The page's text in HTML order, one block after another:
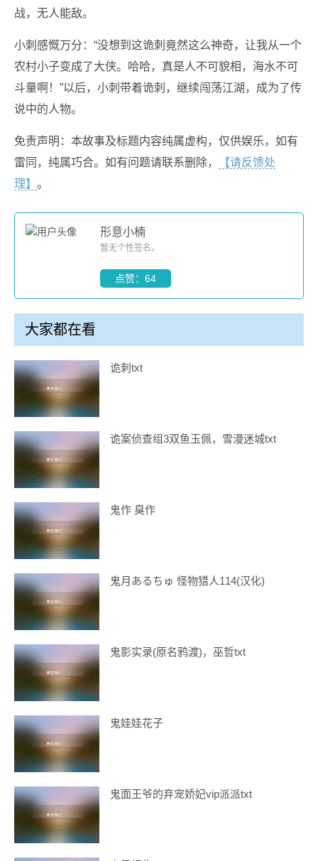
战，无人能敌。
小刺感慨万分：“没想到这诡刺竟然这么神奇，让我从一个
农村小子变成了大侠。哈哈，真是人不可貌相，海水不可
斗量啊！”以后，小刺带着诡刺，继续闯荡江湖，成为了传
说中的人物。
免责声明：本故事及标题内容纯属虚构，仅供娱乐，如有
雷同，纯属巧合。如有问题请联系删除，
【请反馈处
理】 。
形意小楠
暂无个性签名。
点赞：64
大家都在看
诡刺txt
诡案侦查组3双鱼玉佩，雪漫迷城txt
鬼作 臭作
鬼月あるちゅ 怪物猎人114(汉化)
鬼影实录(原名鸦渡)，巫哲txt
鬼娃娃花子
鬼面王爷的弃宠娇妃vip派派txt